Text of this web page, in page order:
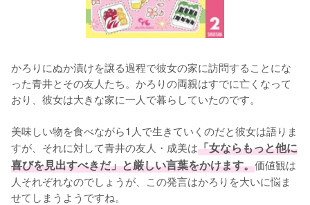
かろりにぬか漬けを譲る過程で彼女の家に訪問することにな
った青井とその友人たち。かろりの両親はすでに亡くなって
おり、彼女は大きな家に一人で暮らしていたのです。
美味しい物を食べながら1人で生きていくのだと彼女は語りま
すが、それに対して青井の友人・成美は「女ならもっと他に
喜びを見出すべきだ」と厳しい言葉をかけます。価値観は
人それぞれなのでしょうが、この発言はかろりを大いに悩ま
せてしまうようですね。